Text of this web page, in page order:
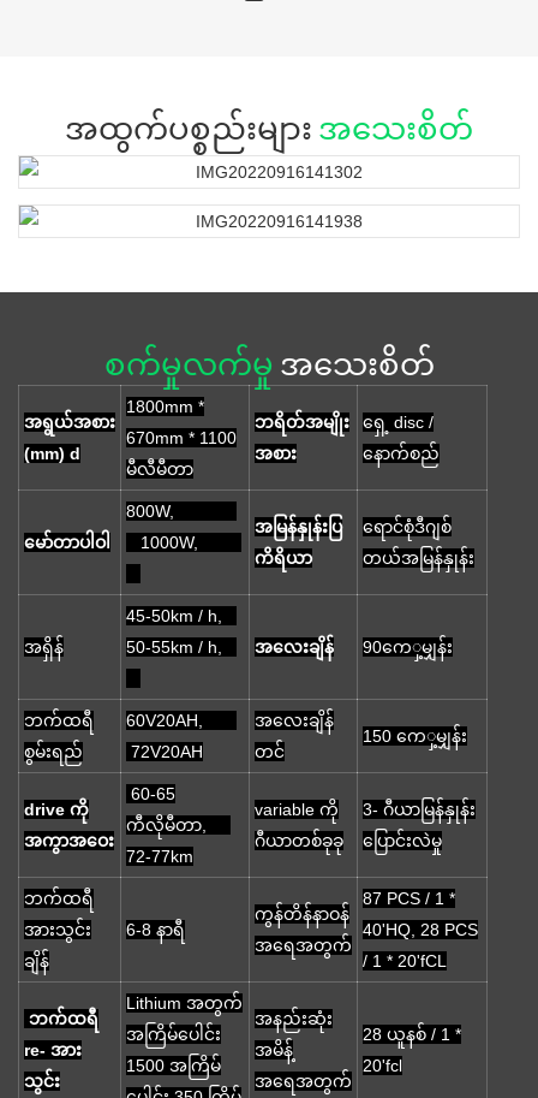
အထွက်ပစ္စည်းများ အသေးစိတ်
စက်မှုလက်မှု အသေးစိတ်
အရွယ်အစား
(mm) d
1800mm *
670mm * 1100
မီလီမီတာ
ဘရိတ်အမျိုး
အစား
ရှေ့ disc /
နောက်စည်
မော်တာပါဝါ
800W,
1000W,
အမြန်နှုန်းပြ
ကိရိယာ
ရောင်စုံဒီဂျစ်
တယ်အမြန်နှုန်း
အရှိန်
45-50km / h,
50-55km / h,
အလေးချိန် 90ကေှ့မျှန်း
ဘက်ထရီ
စွမ်းရည်
60V20AH,
72V20AH
အလေးချိန်
တင်
150 ကေှ့မျှန်း
drive ကို
အကွာအဝေး
60-65
ကီလိုမီတာ,
72-77km
variable ကို
ဂီယာတစ်ခုခု
3- ဂီယာမြန်နှုန်း
ပြောင်းလဲမှု
ဘက်ထရီ
အားသွင်း
ချိန်
6-8 နာရီ
ကွန်တိန်နာဝန်
အရေအတွက်
87 PCS / 1 *
40'HQ, 28 PCS
/ 1 * 20'fCL
ဘက်ထရီ
re- အား
သွင်း
Lithium အတွက်
အကြိမ်ပေါင်း
1500 အကြိမ်
အနည်းဆုံး
အမိန့်
အရေအတွက်
28 ယူနစ် / 1 *
20'fcl